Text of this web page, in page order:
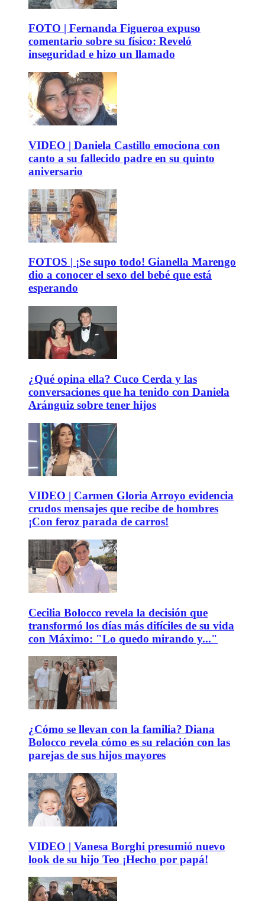
FOTO | Fernanda Figueroa expuso
comentario sobre su físico: Reveló
inseguridad e hizo un llamado
VIDEO | Daniela Castillo emociona con
canto a su fallecido padre en su quinto
aniversario
FOTOS | ¡Se supo todo! Gianella Marengo
dio a conocer el sexo del bebé que está
esperando
¿Qué opina ella? Cuco Cerda y las
conversaciones que ha tenido con Daniela
Aránguiz sobre tener hijos
VIDEO | Carmen Gloria Arroyo evidencia
crudos mensajes que recibe de hombres
¡Con feroz parada de carros!
Cecilia Bolocco revela la decisión que
transformó los días más difíciles de su vida
con Máximo: "Lo quedo mirando y..."
¿Cómo se llevan con la familia? Diana
Bolocco revela cómo es su relación con las
parejas de sus hijos mayores
VIDEO | Vanesa Borghi presumió nuevo
look de su hijo Teo ¡Hecho por papá!